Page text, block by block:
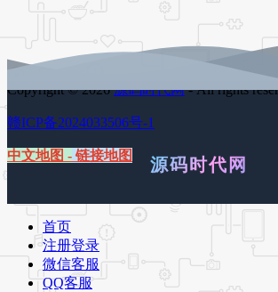
Copyright © 2026源码时代网- All rights
赣ICP备2024033506号-1
中文地图 - 链接地图 源码时代网
首页
注册登录
微信客服
QQ客服